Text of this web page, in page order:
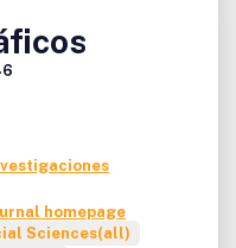
homepage
Sciences(all)